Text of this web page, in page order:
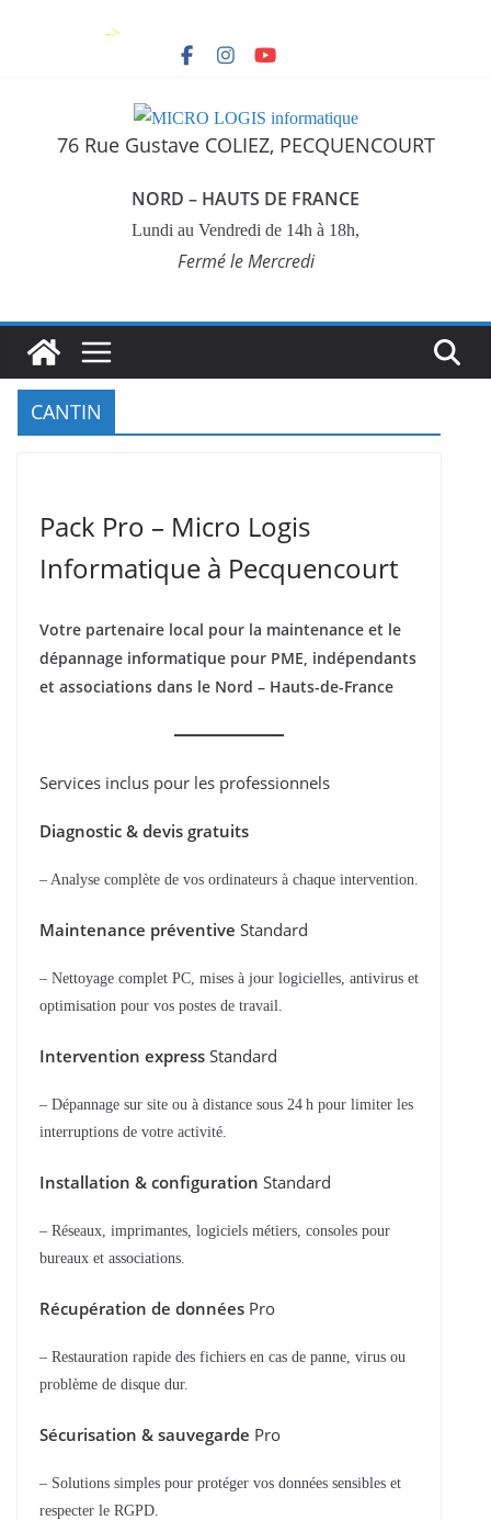
->
76 Rue Gustave COLIEZ, PECQUENCOURT
NORD – HAUTS DE FRANCE
Lundi au Vendredi de 14h à 18h,
Fermé le Mercredi
CANTIN
Pack Pro – Micro Logis
Informatique à Pecquencourt
Votre partenaire local pour la maintenance et le
dépannage informatique pour PME, indépendants
et associations dans le Nord – Hauts-de-France
Services inclus pour les professionnels
Diagnostic & devis gratuits
– Analyse complète de vos ordinateurs à chaque intervention.
Maintenance préventive Standard
– Nettoyage complet PC, mises à jour logicielles, antivirus et
optimisation pour vos postes de travail.
Intervention express Standard
– Dépannage sur site ou à distance sous 24 h pour limiter les
interruptions de votre activité.
Installation & configuration Standard
– Réseaux, imprimantes, logiciels métiers, consoles pour
bureaux et associations.
Récupération de données Pro
– Restauration rapide des fichiers en cas de panne, virus ou
problème de disque dur.
Sécurisation & sauvegarde Pro
– Solutions simples pour protéger vos données sensibles et
respecter le RGPD.